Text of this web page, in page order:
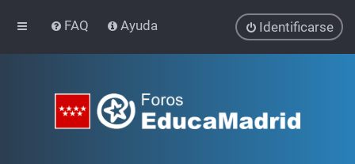
FAQ Ayuda Identificarse